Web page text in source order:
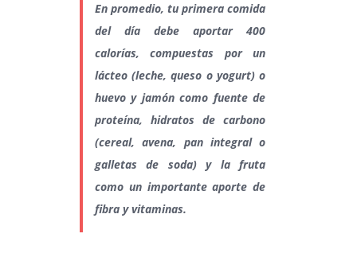
En promedio, tu primera comida
del día debe aportar 400
calorías, compuestas por un
lácteo (leche, queso o yogurt) o
huevo y jamón como fuente de
proteína, hidratos de carbono
(cereal, avena, pan integral o
galletas de soda) y la fruta
como un importante aporte de
fibra y vitaminas.